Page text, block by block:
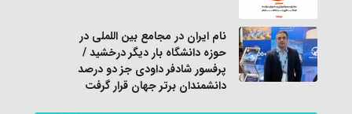
نام ایران در مجامع بین اللملی در
حوزه دانشگاه بار دیگر درخشید /
پرفسور شادفر داودی جز دو درصد
دانشمندان برتر جهان قرار گرفت